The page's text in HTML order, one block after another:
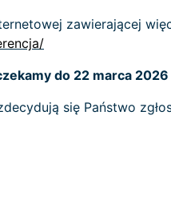
zawierającej
do 22 marca 2026
się Państwo